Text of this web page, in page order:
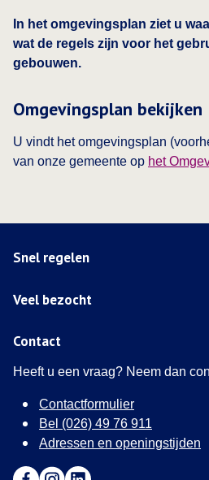
In het omgevingsplan ziet u
wat de regels zijn voor het
gebouwen.
Omgevingsplan bekijken
U vindt het omgevingsplan
van onze gemeente op het
Snel regelen
Veel bezocht
Contact
Heeft u een vraag? Neem dan
Contactformulier
Bel (026) 49 76 911
Adressen en openingstijden